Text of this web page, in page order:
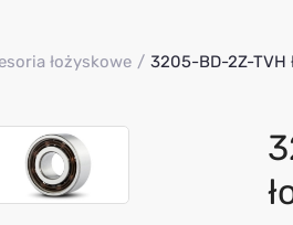
łożyskowe 3205-BD-2Z-TVH